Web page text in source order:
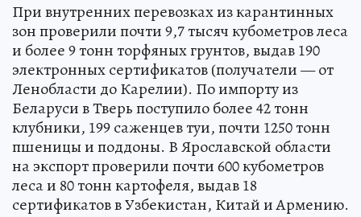
При внутренних перевозках из карантинных
зон проверили почти 9,7 тысяч кубометров леса
и более 9 тонн торфяных грунтов, выдав 190
электронных сертификатов (получатели — от
Ленобласти до Карелии). По импорту из
Беларуси в Тверь поступило более 42 тонн
клубники, 199 саженцев туи, почти 1250 тонн
пшеницы и поддоны. В Ярославской области
на экспорт проверили почти 600 кубометров
леса и 80 тонн картофеля, выдав 18
сертификатов в Узбекистан, Китай и Армению.